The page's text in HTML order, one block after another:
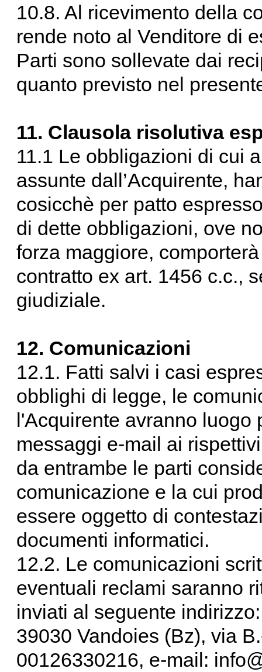
10.8. Al ricevimento della
rende noto al Venditore di
Parti sono sollevate dai
quanto previsto nel
11. Clausola risolutiva
11.1 Le obbligazioni di cui
assunte dall’Acquirente,
cosicchè per patto
di dette obbligazioni, ove
forza maggiore,
contratto ex art. 1456 c.c.,
giudiziale.
12. Comunicazioni
12.1. Fatti salvi i casi
obblighi di legge, le
l'Acquirente avranno luogo
messaggi e-mail ai
da entrambe le parti
comunicazione e la cui
essere oggetto di
documenti informatici.
12.2. Le comunicazioni
eventuali reclami saranno
inviati al seguente
39030 Vandoies (Bz), via
00126330216, e-mail: